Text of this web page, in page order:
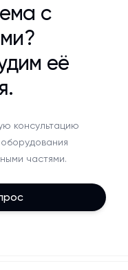
с
её
консультацию
частями.